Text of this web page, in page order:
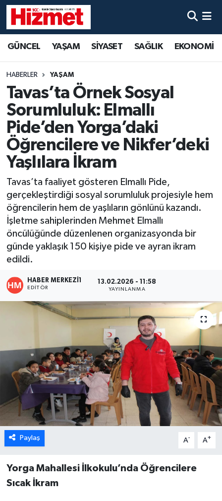
GÜNCEL YAŞAM SİYASET SAĞLIK EKONOMİ
HABERLER YAŞAM
Tavas’ta Örnek Sosyal
Sorumluluk: Elmallı
Pide’den Yorga’daki
Öğrencilere ve Nikfer’deki
Yaşlılara İkram
Tavas’ta faaliyet gösteren Elmallı Pide,
gerçekleştirdiği sosyal sorumluluk projesiyle hem
öğrencilerin hem de yaşlıların gönlünü kazandı.
İşletme sahiplerinden Mehmet Elmallı
öncülüğünde düzenlenen organizasyonda bir
günde yaklaşık 150 kişiye pide ve ayran ikram
edildi.
HABER MERKEZI1
EDITÖR
13.02.2026 - 11:58
YAYINLANMA
Paylaş A- A+
Yorga Mahallesi İlkokulu’nda Öğrencilere
Sıcak İkram
YAŞAM
SİYASET
SAĞLIK
EKONOMİ
KÜLTÜR SANAT
SPOR
ÖZEL HABER
DTO
RESMİ REKLAM
Denizli Hava Durumu
Denizli Trafik Yoğunluk Haritası
Süper Lig Puan Durumu ve Fikstür
Tüm Manşetler
Son Dakika Haberleri
Haber Arşivi